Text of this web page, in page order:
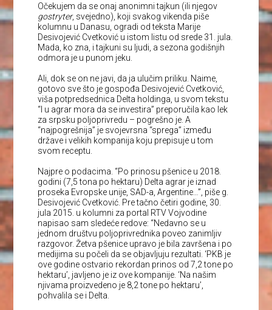
Očekujem da se onaj anonimni tajkun (ili njegov
gostryter, svejedno), koji svakog vikenda piše
kolumnu u Danasu, ogradi od teksta Marije
Desivojević Cvetković u istom listu od srede 31. jula.
Mada, ko zna, i tajkuni su ljudi, a sezona godišnjih
odmora je u punom jeku.
Ali, dok se on ne javi, da ja ulučim priliku. Naime,
gotovo sve što je gospođa Desivojević Cvetković,
viša potpredsednica Delta holdinga, u svom tekstu
“I u agrar mora da se investira” preporučila kao lek
za srpsku poljoprivredu – pogrešno je. A
“najpogrešnija” je svojevrsna “sprega” između
države i velikih kompanija koju prepisuje u tom
svom receptu.
Najpre o podacima. “Po prinosu pšenice u 2018.
godini (7,5 tona po hektaru) Delta agrar je iznad
proseka Evropske unije, SAD-a, Argentine…”, piše g.
Desivojević Cvetković. Pre tačno četiri godine, 30.
jula 2015. u kolumni za portal RTV Vojvodine
napisao sam sledeće redove: “Nedavno se u
jednom društvu poljoprivrednika poveo zanimljiv
razgovor. Žetva pšenice upravo je bila završena i po
medijima su počeli da se objavljuju rezultati. ‘PKB je
ove godine ostvario rekordan prinos od 7,2 tone po
hektaru’, javljeno je iz ove kompanije. ‘Na našim
njivama proizvedeno je 8,2 tone po hektaru’,
pohvalila se i Delta.